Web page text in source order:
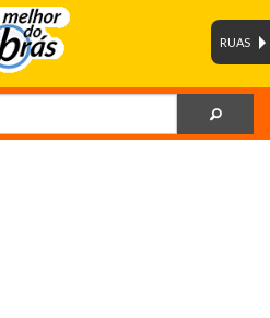
RUAS